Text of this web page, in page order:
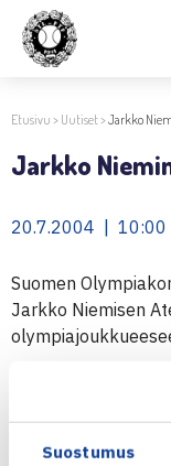
Suostumus
Etusivu > Uutiset>Jarkko
Jarkko
20.7.2004 | 10:00
Suomen
Jarkko Niemisen
Suomen
olympiakisoihin.